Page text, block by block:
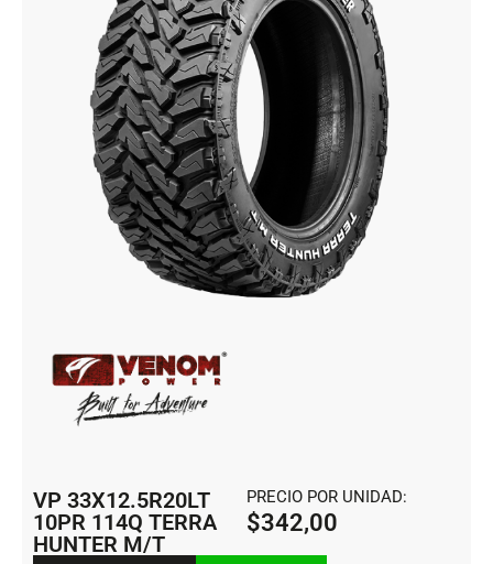
VP 33X12.5R20LT
10PR 114Q TERRA
HUNTER M/T
PRECIO POR UNIDAD:
$342,00